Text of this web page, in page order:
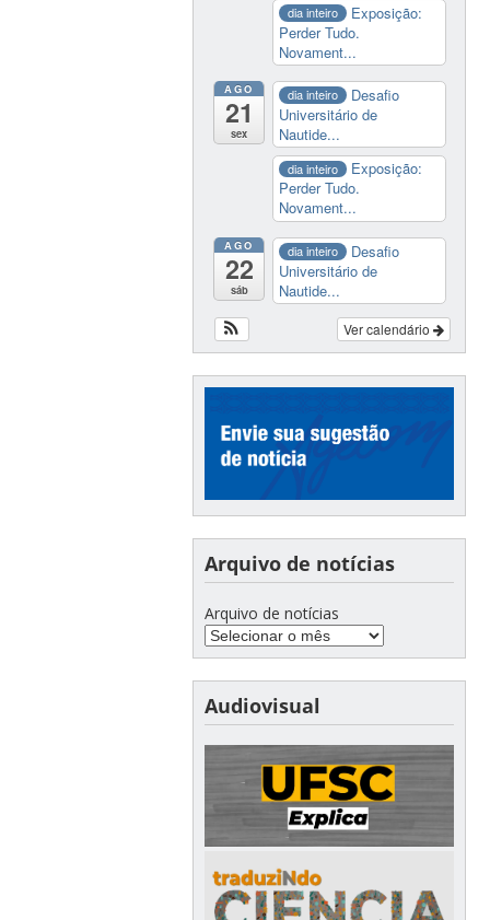
dia inteiro
Exposição:
Perder Tudo.
Novament...
AGO
21
sex
dia inteiro
Desafio
Universitário de
Nautide...
dia inteiro
Exposição:
Perder Tudo.
Novament...
AGO
22
sáb
dia inteiro
Desafio
Universitário de
Nautide...
Ver calendário
Arquivo de notícias
Arquivo de notícias
Audiovisual